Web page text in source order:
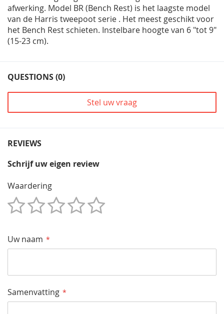
afwerking. Model BR (Bench Rest) is het laagste model
van de Harris tweepoot serie . Het meest geschikt voor
het Bench Rest schieten. Instelbare hoogte van 6 "tot 9"
(15-23 cm).
QUESTIONS (0)
Stel uw vraag
REVIEWS
Schrijf uw eigen review
Waardering
Uw naam
Samenvatting